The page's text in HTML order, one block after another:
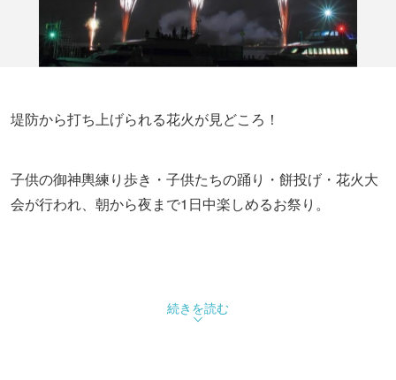
堤防から打ち上げられる花火が見どころ！
子供の御神輿練り歩き・子供たちの踊り・餅投げ・花火大
会が行われ、朝から夜まで1日中楽しめるお祭り。
続きを読む